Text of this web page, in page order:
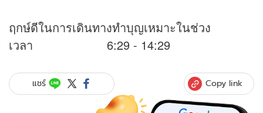
ฤกษ์ดีในการเดินทางทำบุญเหมาะในช่วง
เวลา 6:29 - 14:29
แชร์ Copy link